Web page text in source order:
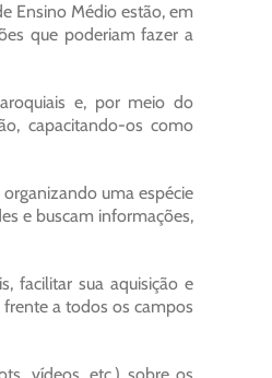
Ensino Médio estão, em
que poderiam fazer a
e, por meio do
capacitando-os como
uma espécie
e buscam informações,
facilitar sua aquisição e
a todos os campos